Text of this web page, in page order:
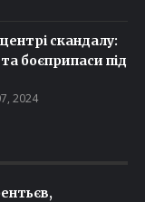
скандалу:
боєприпаси під
2024